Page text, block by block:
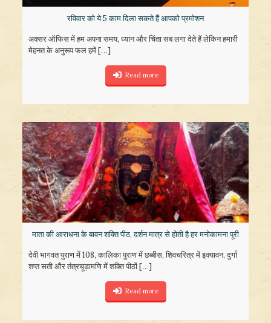
रविवार को ये 5 काम दिला सकते हैं आपको प्रमोशन
अक्सर ऑफिस में हम अपना समय, ध्यान और चिंता सब लगा देते हैं लेकिन हमारी
मेहनत के अनुरूप फल हमें […]
Read more
माता की आराधना के बावन शक्ति पीठ, दर्शन मात्र से होती है हर मनोकामना पूरी
देवी भागवत पुराण में 108, कालिका पुराण में छब्बीस, शिवचरित्र में इक्यावन, दुर्गा
शप्त सती और तंत्रचूड़ामणि में शक्ति पीठों[…]
Read more